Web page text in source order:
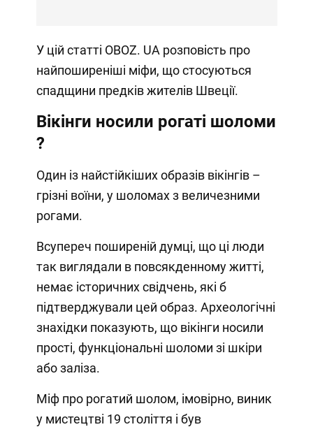
У цій статті OBOZ. UA розповість про
найпоширеніші міфи, що стосуються
спадщини предків жителів Швеції.
Вікінги носили рогаті шоломи
?
Один із найстійкіших образів вікінгів –
грізні воїни, у шоломах з величезними
рогами.
Всупереч поширеній думці, що ці люди
так виглядали в повсякденному житті,
немає історичних свідчень, які б
підтверджували цей образ. Археологічні
знахідки показують, що вікінги носили
прості, функціональні шоломи зі шкіри
або заліза.
Міф про рогатий шолом, імовірно, виник
у мистецтві 19 століття і був